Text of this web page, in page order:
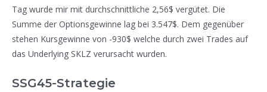
Tag wurde mir mit durchschnittliche 2,56$ vergütet. Die
Summe der Optionsgewinne lag bei 3.547$. Dem gegenüber
stehen Kursgewinne von -930$ welche durch zwei Trades auf
das Underlying SKLZ verursacht wurden.
SSG45-Strategie